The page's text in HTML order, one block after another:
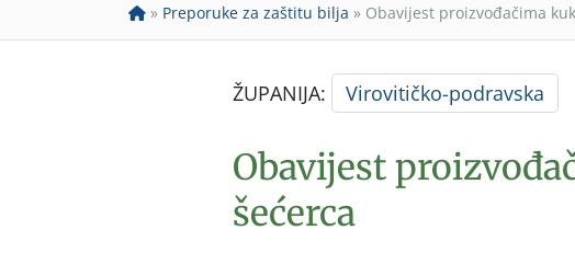
» Preporuke za zaštitu bilja » Obavijest proizvođačima
ŽUPANIJA: Virovitičko-podravska
Obavijest
šećerca